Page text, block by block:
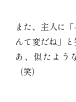
また、主人に
んて変だね」
あ、似たよう
（笑）